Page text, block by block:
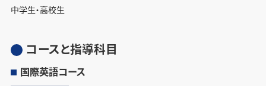
中学生・高校生
コースと指導科目
国際英語コース